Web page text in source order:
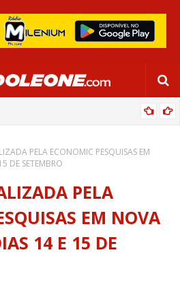
PELA ECONOMIC PESQUISAS EM
DE SETEMBRO
PELA
EM NOVA
14 E 15 DE